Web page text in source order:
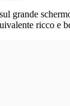
grande
ricco e